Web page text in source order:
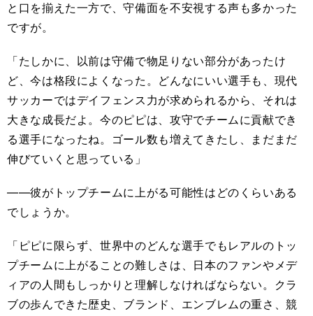
と口を揃えた一方で、守備面を不安視する声も多かった
ですが。
「たしかに、以前は守備で物足りない部分があったけ
ど、今は格段によくなった。どんなにいい選手も、現代
サッカーではデイフェンス力が求められるから、それは
大きな成長だよ。今のピピは、攻守でチームに貢献でき
る選手になったね。ゴール数も増えてきたし、まだまだ
伸びていくと思っている」
――彼がトップチームに上がる可能性はどのくらいある
でしょうか。
「ピピに限らず、世界中のどんな選手でもレアルのトッ
プチームに上がることの難しさは、日本のファンやメデ
ィアの人間もしっかりと理解しなければならない。クラ
ブの歩んできた歴史、ブランド、エンブレムの重さ、競